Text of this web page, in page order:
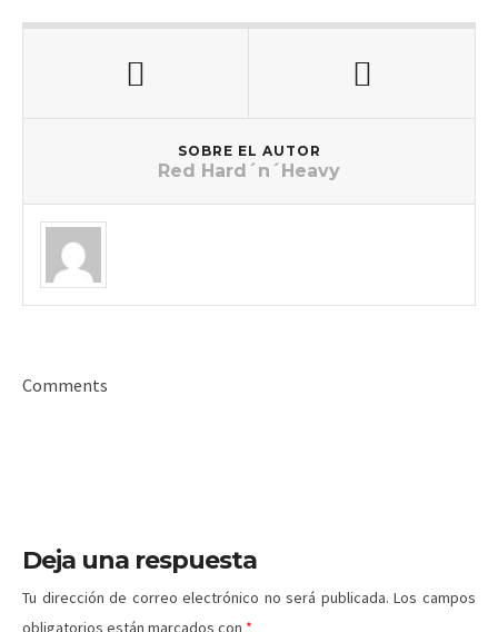
SOBRE EL AUTOR
Red Hard´n´Heavy
Comments
Deja una respuesta
Tu dirección de correo electrónico no será publicada. Los campos
obligatorios están marcados con *